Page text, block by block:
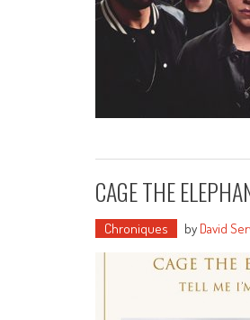
CAGE THE
Chroniques by David